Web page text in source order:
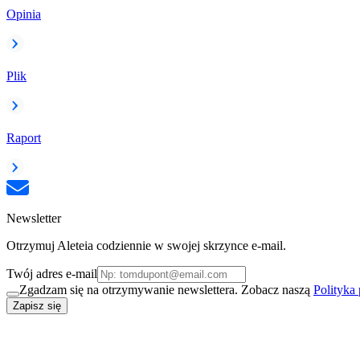
Opinia
Plik
Raport
Newsletter
Otrzymuj Aleteia codziennie w swojej skrzynce e-mail.
Twój adres e-mail
Zgadzam się na otrzymywanie newslettera. Zobacz naszą Polityka
Zapisz się